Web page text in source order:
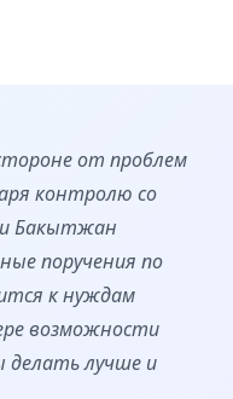
от проблем
контролю со
Бакытжан
поручения по
к нуждам
возможности
лучше и